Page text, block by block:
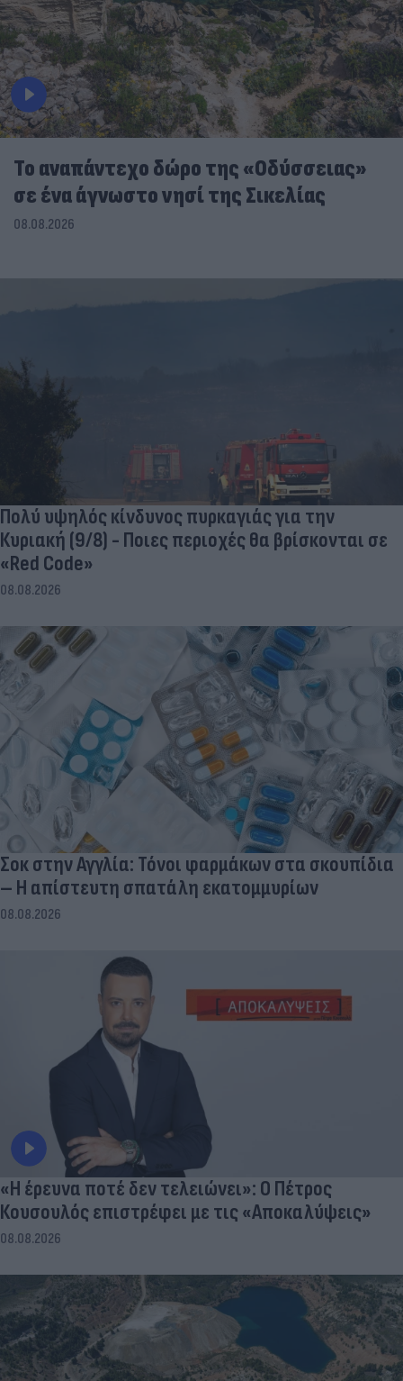
To αναπάντεχο δώρο της «Οδύσσειας»
σε ένα άγνωστο νησί της Σικελίας
08.08.2026
Πολύ υψηλός κίνδυνος πυρκαγιάς για την
Κυριακή (9/8) - Ποιες περιοχές θα βρίσκονται σε
«Red Code»
08.08.2026
Σοκ στην Αγγλία: Τόνοι φαρμάκων στα σκουπίδια
– Η απίστευτη σπατάλη εκατομμυρίων
08.08.2026
«Η έρευνα ποτέ δεν τελειώνει»: Ο Πέτρος
Κουσουλός επιστρέφει με τις «Αποκαλύψεις»
08.08.2026